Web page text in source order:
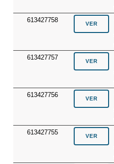
613427758
613427757
613427756
613427755